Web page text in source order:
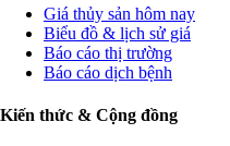
Giá thủy sản hôm nay
Biểu đồ & lịch sử giá
Báo cáo thị trường
Báo cáo dịch bệnh
Kiến thức & Cộng đồng